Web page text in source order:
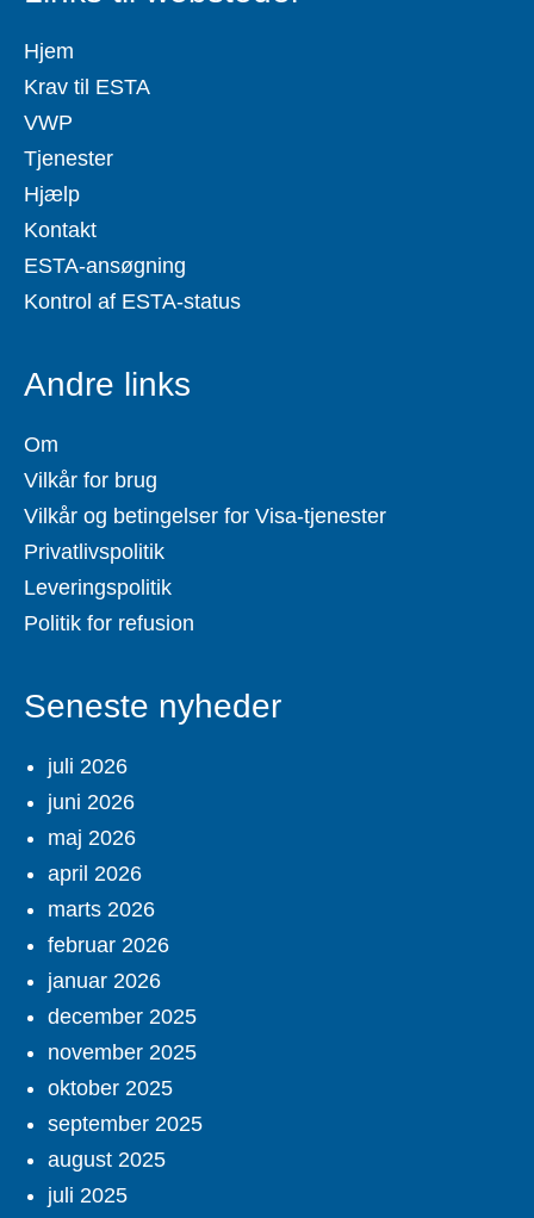
Hjem
Krav til ESTA
VWP
Tjenester
Hjælp
Kontakt
ESTA-ansøgning
Kontrol af ESTA-status
Andre links
Om
Vilkår for brug
Vilkår og betingelser for Visa-tjenester
Privatlivspolitik
Leveringspolitik
Politik for refusion
Seneste nyheder
juli 2026
juni 2026
maj 2026
april 2026
marts 2026
februar 2026
januar 2026
december 2025
november 2025
oktober 2025
september 2025
august 2025
juli 2025